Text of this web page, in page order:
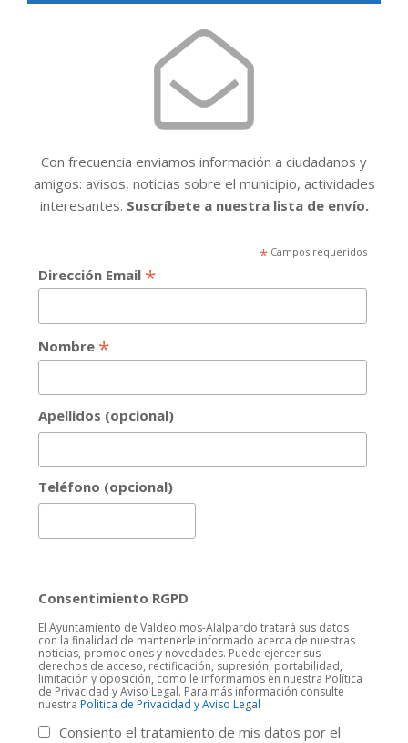
Con frecuencia enviamos información a ciudadanos y
amigos: avisos, noticias sobre el municipio, actividades
interesantes. Suscríbete a nuestra lista de envío.
*Campos requeridos
Dirección Email *
Nombre *
Apellidos (opcional)
Teléfono (opcional)
Consentimiento RGPD
El Ayuntamiento de Valdeolmos-Alalpardo tratará sus datos
con la finalidad de mantenerle informado acerca de nuestras
noticias, promociones y novedades. Puede ejercer sus
derechos de acceso, rectificación, supresión, portabilidad,
limitación y oposición, como le informamos en nuestra Política
de Privacidad y Aviso Legal. Para más información consulte
nuestra Politica de Privacidad y Aviso Legal
Consiento el tratamiento de mis datos por el